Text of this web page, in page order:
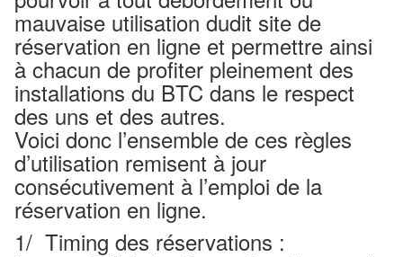
mauvaise utilisation dudit site de
réservation en ligne et permettre ainsi
à chacun de profiter pleinement des
installations du BTC dans le respect
des uns et des autres.
Voici donc l’ensemble de ces règles
d’utilisation remisent à jour
consécutivement à l’emploi de la
réservation en ligne.
1/ Timing des réservations :